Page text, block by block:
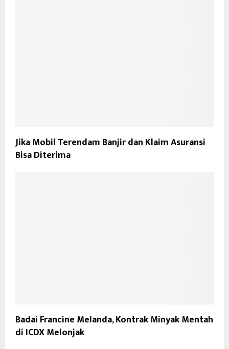
Jika Mobil Terendam Banjir dan Klaim Asuransi
Bisa Diterima
Badai Francine Melanda, Kontrak Minyak Mentah
di ICDX Melonjak